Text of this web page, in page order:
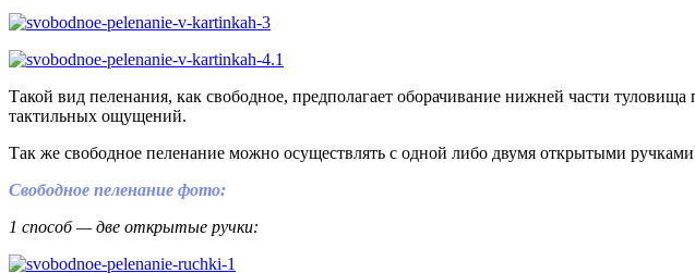
Такой вид пеленания, как свободное, предполагает оборачивание нижней части
тактильных ощущений.
Так же свободное пеленание можно осуществлять с одной либо двумя открытыми
Свободное пеленание фото:
1 способ — две открытые ручки: